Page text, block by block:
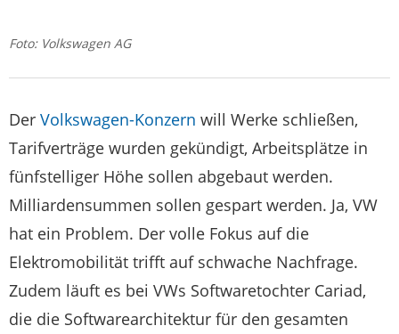
Foto: Volkswagen AG
Der Volkswagen-Konzern will Werke schließen,
Tarifverträge wurden gekündigt, Arbeitsplätze in
fünfstelliger Höhe sollen abgebaut werden.
Milliardensummen sollen gespart werden. Ja, VW
hat ein Problem. Der volle Fokus auf die
Elektromobilität trifft auf schwache Nachfrage.
Zudem läuft es bei VWs Softwaretochter Cariad,
die die Softwarearchitektur für den gesamten